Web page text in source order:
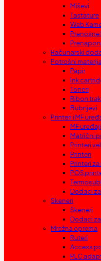
Miševi
Tastature
Web
Računarski
Potrošni
Papir
Ink
Toneri
Ribon
Bubnjevi
Printeri i MF
MF uređaji
Matrični
Printeri
Printeri
Printeri
POS
Dodaci
Skeneri
Skeneri
Dodaci
Mrežna oprema
Ruteri
Access
PLC